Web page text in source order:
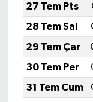
27 Tem Pts
28 Tem Sal
29 Tem Çar
30 Tem Per
31 Tem Cum